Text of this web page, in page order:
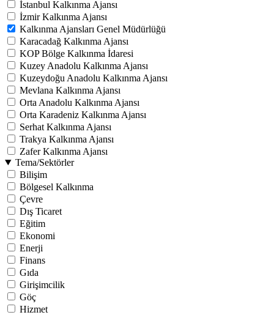
İstanbul Kalkınma Ajansı
İzmir Kalkınma Ajansı
Kalkınma Ajansları Genel Müdürlüğü
Karacadağ Kalkınma Ajansı
KOP Bölge Kalkınma İdaresi
Kuzey Anadolu Kalkınma Ajansı
Kuzeydoğu Anadolu Kalkınma Ajansı
Mevlana Kalkınma Ajansı
Orta Anadolu Kalkınma Ajansı
Orta Karadeniz Kalkınma Ajansı
Serhat Kalkınma Ajansı
Trakya Kalkınma Ajansı
Zafer Kalkınma Ajansı
Tema/Sektörler
Bilişim
Bölgesel Kalkınma
Çevre
Dış Ticaret
Eğitim
Ekonomi
Enerji
Finans
Gıda
Girişimcilik
Göç
Hizmet